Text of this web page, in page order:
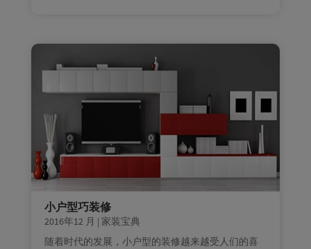
小户型巧装修
2016年12 月 | 家装宝典
随着时代的发展，小户型的装修越来越受人们的喜